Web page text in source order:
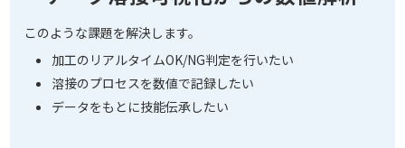
このような課題を解決します。
加工のリアルタイムOK/NG判定を行いたい
溶接のプロセスを数値で記録したい
データをもとに技能伝承したい